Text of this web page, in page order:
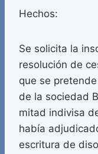
Hechos:
Se solicita la
resolución de
que se
de la sociedad
mitad indivisa
había
escritura de